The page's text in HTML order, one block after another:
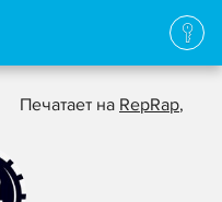
Печатает на RepRap,